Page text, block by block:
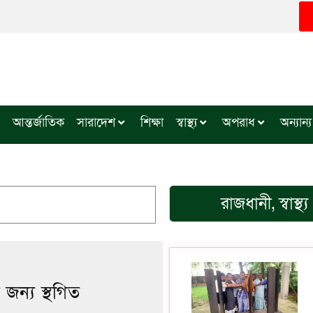
আন্তর্জাতিক সারাদেশ শিক্ষা স্বাস্থ্য অপরাধ অন্যান্য
রাজধানী,স্বাস্থ্য
জন্য স্থগিত